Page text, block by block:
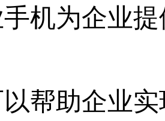
机为企业
帮助企业